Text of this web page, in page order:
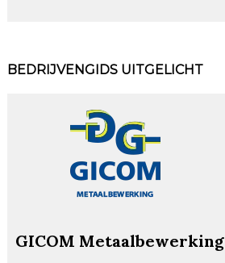
BEDRIJVENGIDS UITGELICHT
GICOM Metaalbewerking